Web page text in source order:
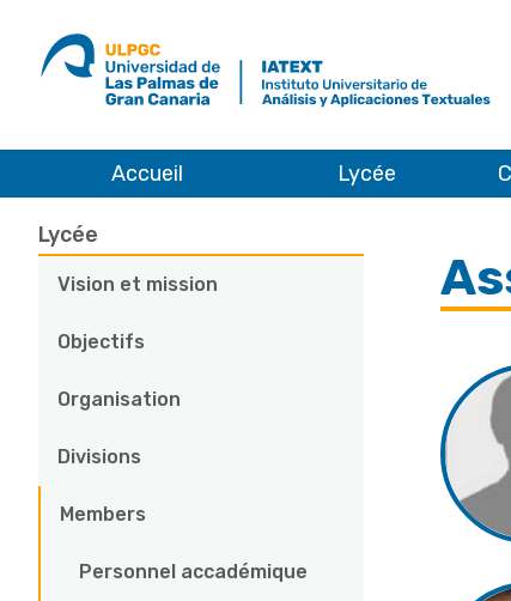
ULPGC
al
inicio
IATEXT
Accueil Lycée
Members Chercheurs collaborateurs
Main
navigation
Lycée
Vision et mission
Objectifs
Organisation
Divisions
Members
Personnel accadémique